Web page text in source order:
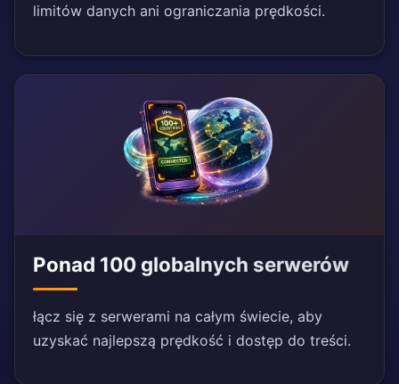
limitów danych ani ograniczania prędkości.
Ponad 100 globalnych serwerów
łącz się z serwerami na całym świecie, aby
uzyskać najlepszą prędkość i dostęp do treści.